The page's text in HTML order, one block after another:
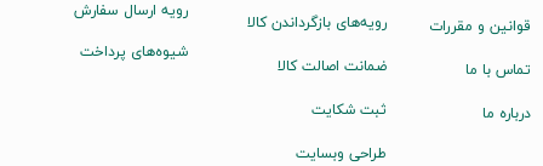
رویه ارسال سفارش
شیوه‌های پرداخت
رویه‌های بازگرداندن کالا
ضمانت اصالت کالا
ثبت شکایت
طراحی وبسایت
قوانین و مقررات
تماس با ما
درباره ما